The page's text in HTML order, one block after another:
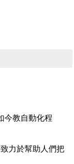
今教自動化程
力於幫助人們把